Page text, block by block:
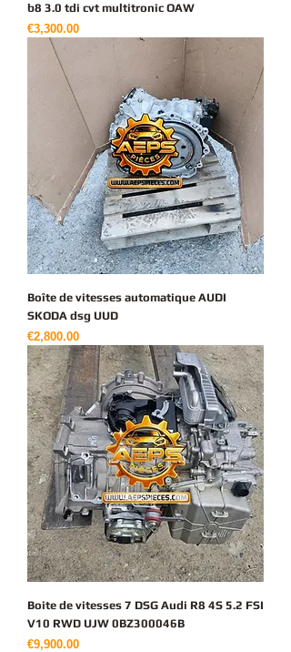
b8 3.0 tdi cvt multitronic OAW
가격
€3,300.00
Boîte de vitesses automatique AUDI
SKODA dsg UUD
가격
€2,800.00
Boite de vitesses 7 DSG Audi R8 4S 5.2 FSI
V10 RWD UJW 0BZ300046B
가격
€9,900.00